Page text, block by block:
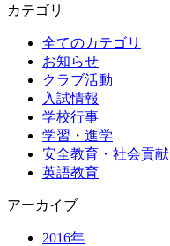
カテゴリ
全てのカテゴリ
お知らせ
クラブ活動
入試情報
学校行事
学習・進学
安全教育・社会貢献
英語教育
アーカイブ
2016年